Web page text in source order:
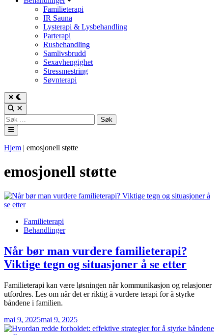
Familieterapi
IR Sauna
Lysterapi & Lysbehandling
Parterapi
Rusbehandling
Samlivsbrudd
Sexavhengighet
Stressmestring
Søvnterapi
Switch
to
dark
mode
Open
Search
Søk
etter:
Main
Menu
Hjem | emosjonell støtte
emosjonell støtte
PostedFamilieterapi
Behandlinger
Når bør man vurdere familieterapi?
Viktige tegn og situasjoner å se etter
Familieterapi kan være løsningen når kommunikasjon og relasjoner
utfordres. Les om når det er riktig å vurdere terapi for å styrke
båndene i familien.
mai 9, 2025mai 9, 2025